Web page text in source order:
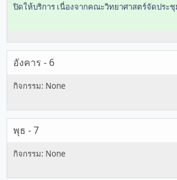
ปิดให้บริการ เนื่องจากคณะวิทยาศาสตร์จัดประ
อังคาร - 6
พุธ - 7